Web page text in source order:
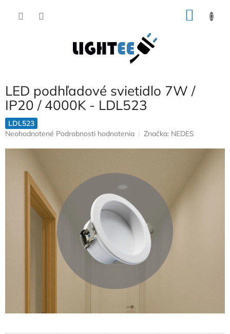
LED podhľadové svietidlo 7W /
IP20 / 4000K - LDL523
LDL523
Priemerné
hviezdičiek.
Neohodnotené Podrobnosti hodnotenia Značka: NEDES